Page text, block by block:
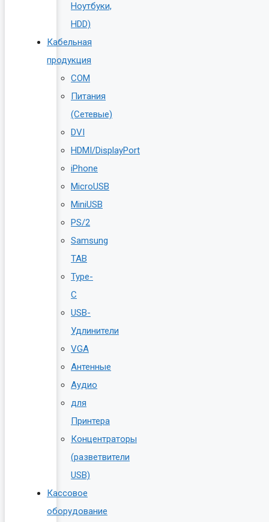
Ноутбуки,
HDD)
Кабельная
продукция
COM
Питания
(Сетевые)
DVI
HDMI/DisplayPort
iPhone
MicroUSB
MiniUSB
PS/2
Samsung
TAB
Type-
C
USB-
Удлинители
VGA
Антенные
Аудио
для
Принтера
Концентраторы
(разветвители
USB)
Кассовое
оборудование